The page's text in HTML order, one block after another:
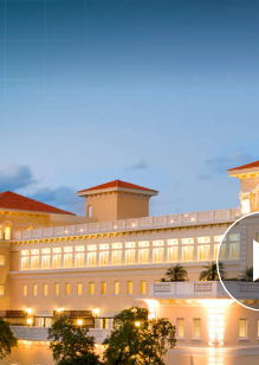
Scientology
David Miscavige: Líder